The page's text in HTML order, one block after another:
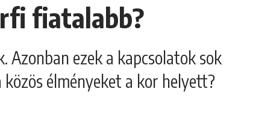
fiatalabb?
ezek a kapcsolatok sok
élményeket a kor helyett?